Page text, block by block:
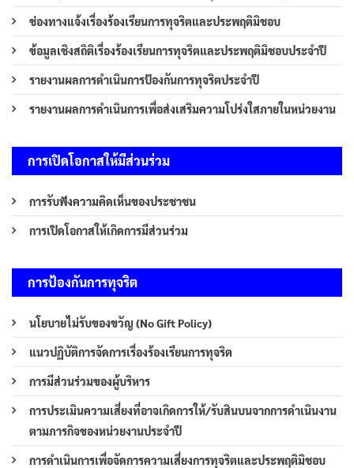
ช่องทางแจ้งเรื่องร้องเรียนการทุจริตและประพฤติมิชอบ
ข้อมูลเชิงสถิติเรื่องร้องเรียนการทุจริตและประพฤติมิชอบประจำปี
รายงานผลการดำเนินการป้องกันการทุจริตประจำปี
รายงานผลการดำเนินการเพื่อส่งเสริมความโปร่งใสภายในหน่วยงาน
การเปิดโอกาสให้มีส่วนร่วม
การรับฟังความคิดเห็นของประชาชน
การเปิดโอกาสให้เกิดการมีส่วนร่วม
การป้องกันการทุจริต
นโยบายไม่รับของขวัญ (No Gift Policy)
แนวปฏิบัติการจัดการเรื่องร้องเรียนการทุจริต
การมีส่วนร่วมของผู้บริหาร
การประเมินความเสี่ยงที่อาจเกิดการให้/รับสินบนจากการดำเนินงาน
ตามภารกิจของหน่วยงานประจำปี
การดำเนินการเพื่อจัดการความเสี่ยงการทุจริตและประพฤติมิชอบ